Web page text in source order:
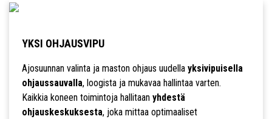
YKSI OHJAUSVIPU
Ajosuunnan valinta ja maston ohjaus uudella yksivipuisella
ohjaussauvalla, loogista ja mukavaa hallintaa varten.
Kaikkia koneen toimintoja hallitaan yhdestä
ohjauskeskuksesta, joka mittaa optimaaliset